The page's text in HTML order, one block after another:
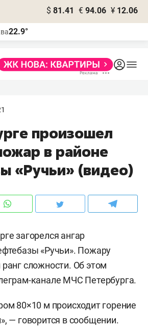
$ 81.41 € 94.06 ¥ 12.06
22.9°
произошел
в районе
«Ручьи» (видео)
загорелся ангар
«Ручьи». Пожару
сложности. Об этом
канале МЧС Петербурга.
80×10 м происходит горение
— говорится в сообщении.